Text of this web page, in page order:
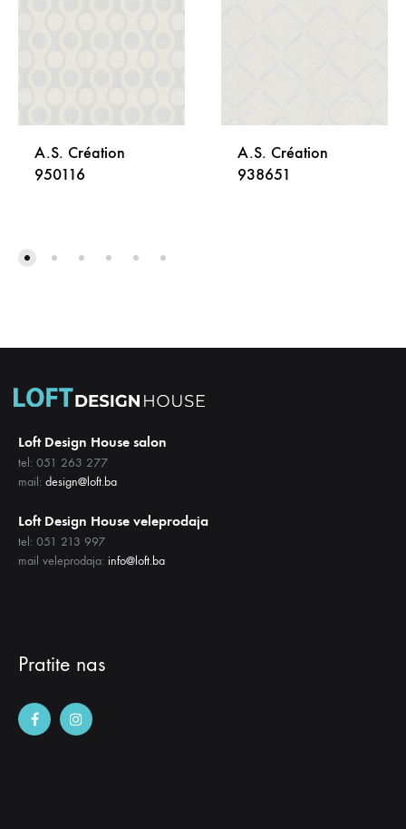
A.S. Création
950116
A.S. Création
938651
Loft Design House salon
tel: 051 263 277
mail: design@loft.ba
Loft Design House veleprodaja
tel: 051 213 997
mail veleprodaja: info@loft.ba
Pratite nas